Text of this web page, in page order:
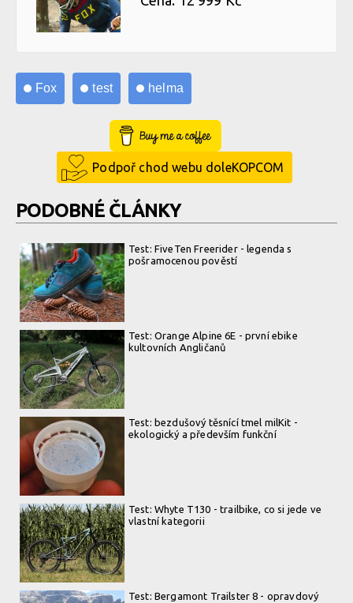
Fox test helma
Buy Me a Coffee
Podpoř chod webu doleKOPCOM
PODOBNÉ ČLÁNKY
Test: FiveTen Freerider - legenda s
pošramocenou pověstí
Test: Orange Alpine 6E - první ebike
kultovních Angličanů
Test: bezdušový těsnící tmel milKit -
ekologický a především funkční
Test: Whyte T130 - trailbike, co si jede ve
vlastní kategorii
Test: Bergamont Trailster 8 - opravdový